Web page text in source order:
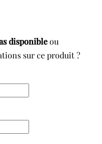
disponibleou
sur ce produit ?